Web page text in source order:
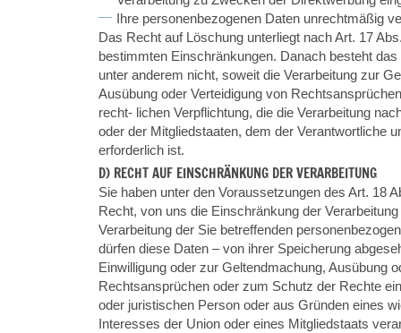
Ihre personenbezogenen Daten unrechtmäßig
Das Recht auf Löschung unterliegt nach Art. 17
bestimmten Einschränkungen. Danach besteht
unter anderem nicht, soweit die Verarbeitung zur
Ausübung oder Verteidigung von
recht- lichen Verpflichtung, die die Verarbeitung
oder der Mitgliedstaaten, dem der Verantwortliche
erforderlich ist.
D) RECHT AUF EINSCHRÄNKUNG DER VERARBEITUNG
Sie haben unter den Voraussetzungen des Art. 18
Recht, von uns die Einschränkung der
Verarbeitung der Sie betreffenden
dürfen diese Daten – von ihrer Speicherung
Einwilligung oder zur Geltendmachung, Ausübung
Rechtsansprüchen oder zum Schutz der Rechte
oder juristischen Person oder aus Gründen eines
Interesses der Union oder eines Mitgliedstaats